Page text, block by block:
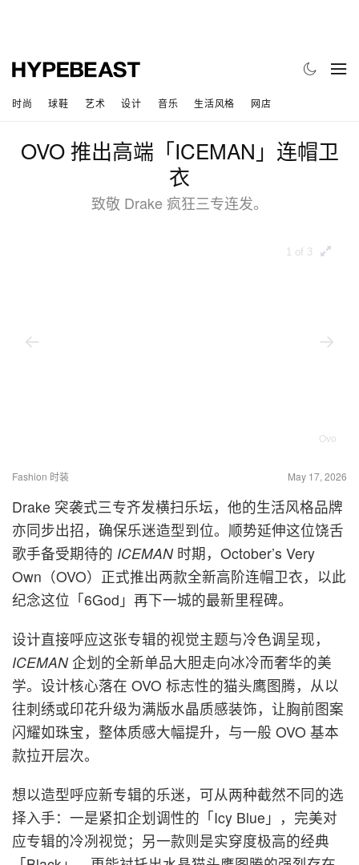
时尚 球鞋 艺术 设计 音乐 生活风格 网店
OVO 推出高端「ICEMAN」连帽卫
衣
致敬 Drake 疯狂三专连发。
1 of 3
Ovo
Fashion 时装 May 17, 2026
Drake 突袭式三专齐发横扫乐坛，他的生活风格品牌
亦同步出招，确保乐迷造型到位。顺势延伸这位饶舌
歌手备受期待的 ICEMAN 时期，October’s Very
Own（OVO）正式推出两款全新高阶连帽卫衣，以此
纪念这位「6God」再下一城的最新里程碑。
设计直接呼应这张专辑的视觉主题与冷色调呈现，
ICEMAN企划的全新单品大胆走向冰冷而奢华的美
学。设计核心落在 OVO 标志性的猫头鹰图腾，从以
往刺绣或印花升级为满版水晶质感装饰，让胸前图案
闪耀如珠宝，整体质感大幅提升，与一般 OVO 基本
款拉开层次。
想以造型呼应新专辑的乐迷，可从两种截然不同的选
择入手：一是紧扣企划调性的「Icy Blue」，完美对
应专辑的冷冽视觉；另一款则是实穿度极高的经典